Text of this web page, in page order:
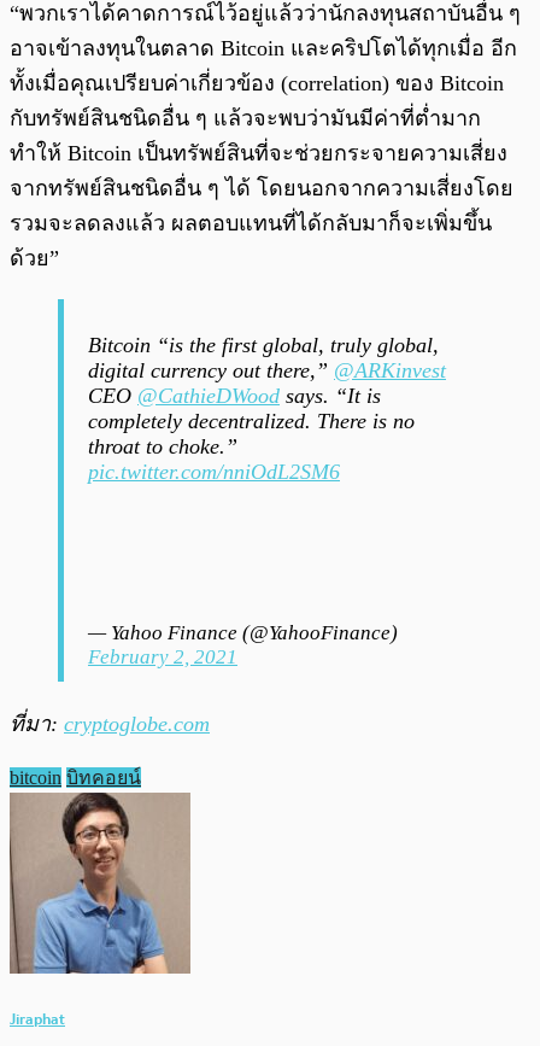
“พวกเราได้คาดการณ์ไว้อยู่แล้วว่านักลงทุนสถาบันอื่น ๆ
อาจเข้าลงทุนในตลาด Bitcoin และคริปโตได้ทุกเมื่อ อีก
ทั้งเมื่อคุณเปรียบค่าเกี่ยวข้อง (correlation) ของ Bitcoin
กับทรัพย์สินชนิดอื่น ๆ แล้วจะพบว่ามันมีค่าที่ต่ำมาก
ทำให้ Bitcoin เป็นทรัพย์สินที่จะช่วยกระจายความเสี่ยง
จากทรัพย์สินชนิดอื่น ๆ ได้ โดยนอกจากความเสี่ยงโดย
รวมจะลดลงแล้ว ผลตอบแทนที่ได้กลับมาก็จะเพิ่มขึ้น
ด้วย”
Bitcoin “is the first global, truly global,
digital currency out there,” @ARKinvest
CEO @CathieDWood says. “It is
completely decentralized. There is no
throat to choke.”
pic.twitter.com/nniOdL2SM6
— Yahoo Finance (@YahooFinance)
February 2, 2021
ที่มา: cryptoglobe.com
bitcoin บิทคอยน์
Jiraphat